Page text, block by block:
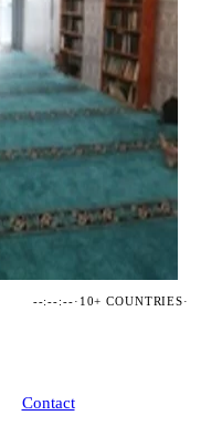
--:--:--· 10+ COUNTRIES·
Contact